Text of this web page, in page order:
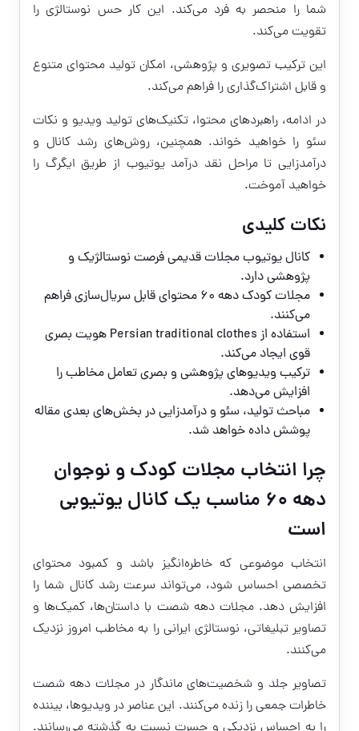
شما را منحصر به فرد می‌کند. این کار حس نوستالژی را
تقویت می‌کند.
این ترکیب تصویری و پژوهشی، امکان تولید محتوای متنوع
و قابل اشتراک‌گذاری را فراهم می‌کند.
در ادامه، راهبردهای محتوا، تکنیک‌های تولید ویدیو و نکات
سئو را خواهید خواند. همچنین، روش‌های رشد کانال و
درآمدزایی تا مراحل نقد درآمد یوتیوب از طریق ایگرگ را
خواهید آموخت.
نکات کلیدی
کانال یوتیوب مجلات قدیمی فرصت نوستالژیک و
پژوهشی دارد.
مجلات کودک دهه ۶۰ محتوای قابل سریال‌سازی فراهم
می‌کنند.
استفاده از Persian traditional clothes هویت بصری
قوی ایجاد می‌کند.
ترکیب ویدیوهای پژوهشی و بصری تعامل مخاطب را
افزایش می‌دهد.
مباحث تولید، سئو و درآمدزایی در بخش‌های بعدی مقاله
پوشش داده خواهد شد.
چرا انتخاب مجلات کودک و نوجوان
دهه ۶۰ مناسب یک کانال یوتیوبی
است
انتخاب موضوعی که خاطره‌انگیز باشد و کمبود محتوای
تخصصی احساس شود، می‌تواند سرعت رشد کانال شما را
افزایش دهد. مجلات دهه شصت با داستان‌ها، کمیک‌ها و
تصاویر تبلیغاتی، نوستالژی ایرانی را به مخاطب امروز نزدیک
می‌کنند.
تصاویر جلد و شخصیت‌های ماندگار در مجلات دهه شصت
خاطرات جمعی را زنده می‌کنند. این عناصر در ویدیوها، بیننده